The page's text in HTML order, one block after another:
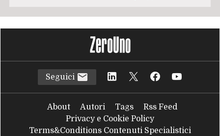
Seguici
About Autori Tags
Rss Feed
Privacy e Cookie Policy
Terms&Conditions Contenuti Specialistici